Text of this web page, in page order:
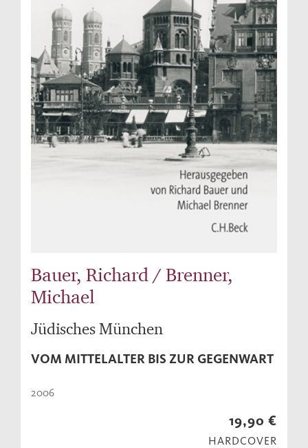
Bauer, Richard / Brenner,
Michael
Jüdisches München
VOM MITTELALTER BIS ZUR GEGENWART
2006
19,90 €
HARDCOVER